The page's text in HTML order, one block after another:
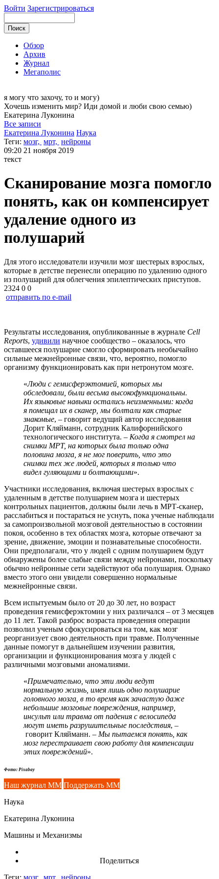
Войти Зарегистрироваться
Обзор
Архив
Журнал
Мегаполис
я могу что захочу, то и могу)
Хочешь изменить мир? Иди домой и люби свою семью)
Екатерина Луконина
Все записи
Екатерина Луконина Наука
Теги: мозг, мрт, нейроны
09:20 21 ноября 2019
текст
Сканирование мозга помогло
понять, как он компенсирует
удаление одного из
полушарий
Для этого исследователи изучили мозг шестерых взрослых,
которые в детстве перенесли операцию по удалению одного
из полушарий для облегчения эпилептических приступов.
2324 0 0
отправить по e-mail
Результаты исследования, опубликованные в журнале Cell
Reports, удивили научное сообщество – оказалось, что
оставшееся полушарие смогло сформировать необычайно
сильные межнейронные связи, что, вероятно, помогло
организму функционировать как при нетронутом мозге.
«Люди с гемисферэктомией, которых мы
обследовали, были весьма высокофункциональны.
Их языковые навыки остались неизменными: когда
я помещал их в сканер, мы болтали как старые
знакомые, – говорит ведущий автор исследования
Дорит Кляйманн, сотрудник Калифорнийского
технологического института. – Когда я смотрел на
снимки МРТ, на которых была только одна
половина мозга, я не мог поверить, что это
снимки тех же людей, которых я только что
видел гуляющими и болтающими».
Участники исследования, включая шестерых взрослых с
удаленным в детстве полушарием мозга и шестерых
контрольных пациентов, должны были лечь в МРТ-сканер,
расслабиться и постараться не уснуть, пока ученые наблюдали
за самопроизвольной мозговой деятельностью в состоянии
покоя, особенно в тех областях мозга, которые отвечают за
зрение, движение, эмоции и познавательные способности.
Они предполагали, что у людей с одним полушарием будут
обнаружены более слабые связи между нейронами, поскольку
обычно нейронные сети задействуют оба полушария. Однако
вместо этого они увидели совершенно нормальные
межнейронные связи.
Всем испытуемым было от 20 до 30 лет, но возраст
проведения гемисферэктомии у них различался – от 3 месяцев
до 11 лет. Такой разброс возраста проведения операции
позволил ученым сфокусироваться на том, как мозг
реорганизует свою деятельность при травме. Полученные
данные помогут в дальнейшем изучении развития,
организации и функционирования мозга у людей с
различными мозговыми аномалиями.
«Примечательно, что эти люди ведут
нормальную жизнь, имея лишь одно полушарие
головного мозга, в то время как зачастую даже
небольшие мозговые повреждения, например,
инсульт или травма от падения с велосипеда
могут иметь разрушительные последствия, –
говорит Кляйманн. – Мы пытаемся понять, как
мозг перестраивает свою работу для компенсации
этих повреждений».
Фото: Pixabay
Наш журнал ММ Поддержать ММ
Наука
Екатерина Луконина
Машины и Механизмы
Поделиться
Теги: мозг, мрт, нейроны